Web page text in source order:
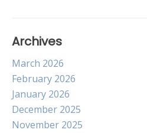
Archives
March 2026
February 2026
January 2026
December 2025
November 2025